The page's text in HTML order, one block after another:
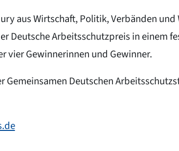
aus Wirtschaft, Politik, Verbänden
Deutsche Arbeitsschutzpreis in einem
vier Gewinnerinnen und Gewinner.
Deutschen